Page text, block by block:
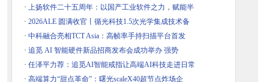
· 上扬软件二十五周年：以国产工业软件之力，赋能半
· 2026ALE 圆满收官丨循光科技1.5次光学集成技术备
· 中科融合亮相TCT Asia：高帧率手持扫描平台首发
· 追觅 AI 智能硬件新品招商发布会成功举办 强势
· 任泽平力荐：追觅AI智能戒指让高端AI科技走进日常
· 高端算力“甜点革命”：曙光scaleX40超节点炸场企